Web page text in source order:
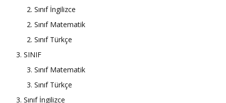
2. Sınıf İngilizce
2. Sınıf Matematik
2. Sınıf Türkçe
3. SINIF
3. Sınıf Matematik
3. Sınıf Türkçe
3. Sınıf İngilizce